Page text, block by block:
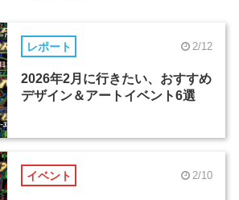
レポート 2/12
2026年2月に行きたい、おすすめ
デザイン＆アートイベント6選
イベント 2/10